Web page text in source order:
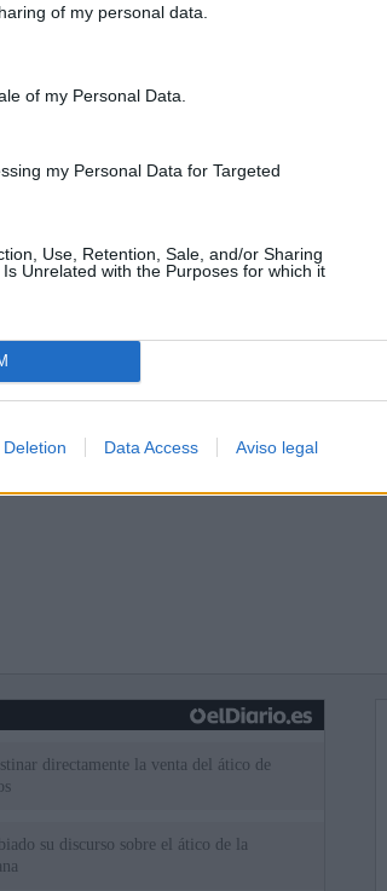
of my personal data.
of my Personal Data.
my Personal Data for Targeted
Use, Retention, Sale, and/or Sharing
Unrelated with the Purposes for which it
Deletion Data Access Aviso legal
directamente la venta del ático de
su discurso sobre el ático de la